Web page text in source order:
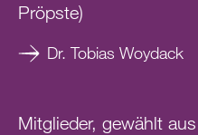
Pröpste)
Dr. Tobias Woydack
Mitglieder, gewählt